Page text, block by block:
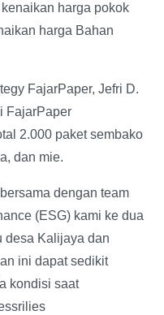
harga pokok
harga Bahan
FajarPaper, Jefri D.
FajarPaper
2.000 paket sembako
dan mie.
dengan team
(ESG) kami ke dua
desa Kalijaya dan
ini dapat sedikit
kondisi saat